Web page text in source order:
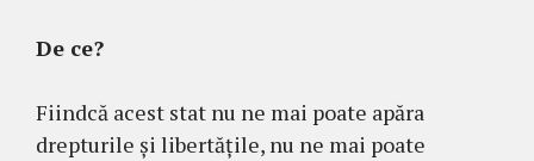
De ce?
Fiindcă acest stat nu ne mai poate apăra
drepturile și libertățile, nu ne mai poate